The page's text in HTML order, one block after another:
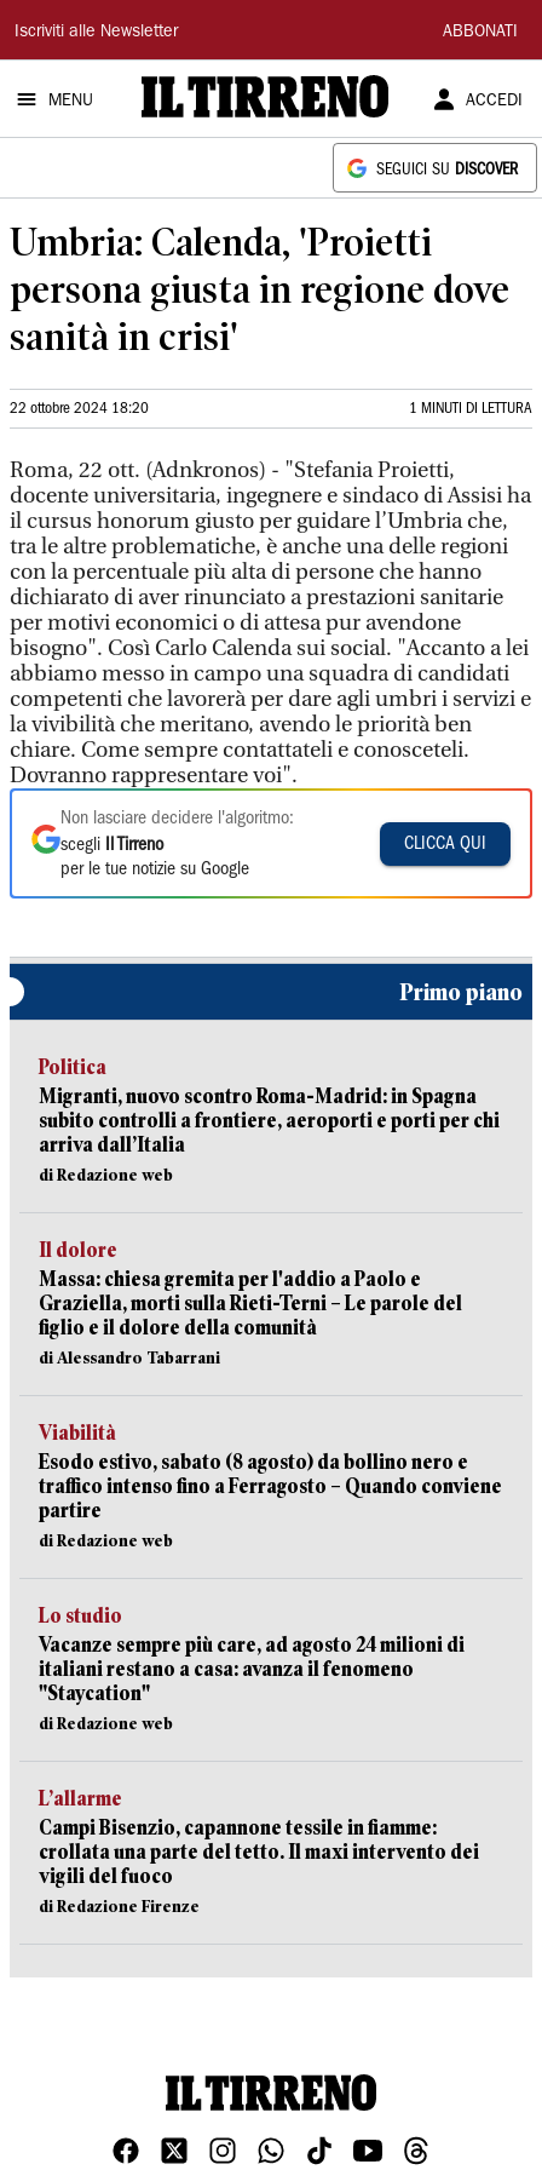
Il
Tirreno
Iscriviti alle Newsletter ABBONATI
MENU ACCEDI
SEGUICI SU DISCOVER
Umbria: Calenda, 'Proietti
persona giusta in regione dove
sanità in crisi'
22 ottobre 2024 18:20 1 MINUTI DI LETTURA
Roma, 22 ott. (Adnkronos) - "Stefania Proietti,
docente universitaria, ingegnere e sindaco di Assisi ha
il cursus honorum giusto per guidare l’Umbria che,
tra le altre problematiche, è anche una delle regioni
con la percentuale più alta di persone che hanno
dichiarato di aver rinunciato a prestazioni sanitarie
per motivi economici o di attesa pur avendone
bisogno". Così Carlo Calenda sui social. "Accanto a lei
abbiamo messo in campo una squadra di candidati
competenti che lavorerà per dare agli umbri i servizi e
la vivibilità che meritano, avendo le priorità ben
chiare. Come sempre contattateli e conosceteli.
Dovranno rappresentare voi".
Non lasciare decidere l'algoritmo:
scegli
Il Tirreno
per le tue notizie su Google
CLICCA QUI
Primo piano
Politica
Migranti, nuovo scontro Roma-Madrid: in Spagna
subito controlli a frontiere, aeroporti e porti per chi
arriva dall’Italia
di Redazione web
Il dolore
Massa: chiesa gremita per l'addio a Paolo e
Graziella, morti sulla Rieti-Terni – Le parole del
figlio e il dolore della comunità
di Alessandro Tabarrani
Viabilità
Esodo estivo, sabato (8 agosto) da bollino nero e
traffico intenso fino a Ferragosto – Quando conviene
partire
di Redazione web
Lo studio
Vacanze sempre più care, ad agosto 24 milioni di
italiani restano a casa: avanza il fenomeno
"Staycation"
di Redazione web
L’allarme
Campi Bisenzio, capannone tessile in fiamme:
crollata una parte del tetto. Il maxi intervento dei
vigili del fuoco
di Redazione Firenze